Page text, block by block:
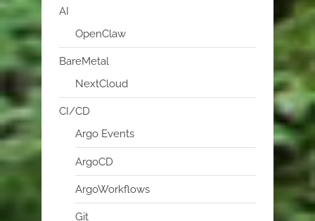
AI
OpenClaw
BareMetal
NextCloud
CI/CD
Argo Events
ArgoCD
ArgoWorkflows
Git